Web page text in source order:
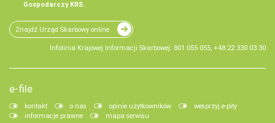
Gospodarczy KRS.
Znajdź Urząd Skarbowy online
Infolinia Krajowej Informacji Skarbowej: 801 055 055, +48 22 330 03 30
e-file
kontakt o nas opinie użytkowników
wesprzyj e-pity
informacje prawne
mapa serwisu